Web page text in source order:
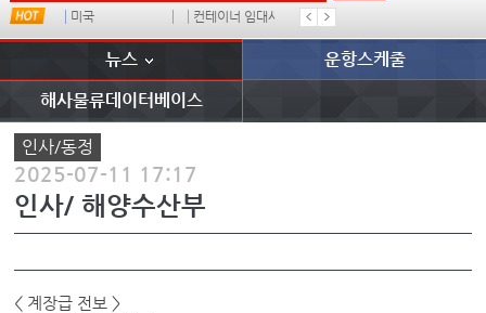
미국 컨테이너 임대사 �
뉴스 운항스케줄
해사물류데이터베이스
인사/동정
2025-07-11 17:17
인사/ 해양수산부
< 계장급 전보 >